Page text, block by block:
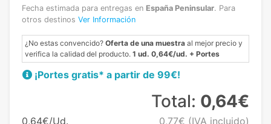
Fecha estimada para entregas en España Peninsular. Para
otros destinos Ver Información
¿No estas convencido? Oferta de una muestra al mejor precio y
verifica la calidad del producto. 1 ud. 0,64€/ud. + Portes
¡Portes gratis* a partir de 99€!
0,64€/Ud.
Total: 0,64€
0,77€ (IVA incluido)